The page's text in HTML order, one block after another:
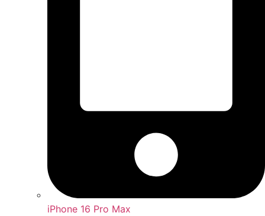
iPhone 16 Pro Max